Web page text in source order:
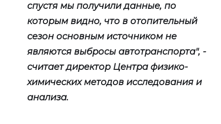
спустя мы получили данные, по
которым видно, что в отопительный
сезон основным источником не
являются выбросы автотранспорта", -
считает директор Центра физико-
химических методов исследования и
анализа.